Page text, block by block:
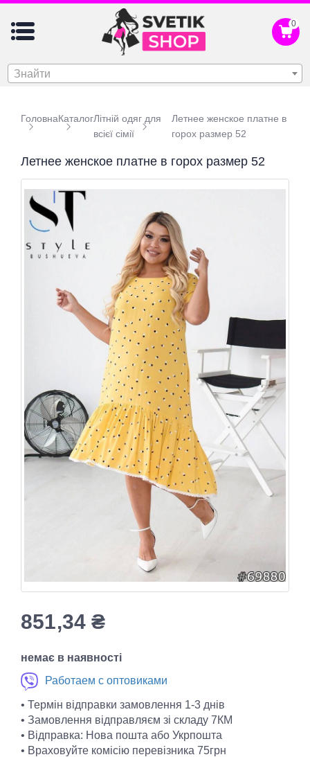
0
Знайти
ГоловнаКаталогЛітній одяг для
всієї сімії
Летнее женское платне в
горох размер 52
Летнее женское платне в горох размер 52
851,34₴
немає в наявності
Работаем с оптовиками
• Термін відправки замовлення 1-3 днів
• Замовлення відправляєм зі складу 7КМ
• Відправка: Нова пошта або Укрпошта
• Враховуйте комісію перевізника 75грн